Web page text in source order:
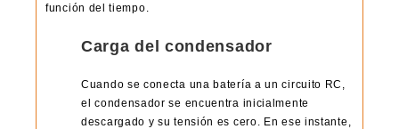
función del tiempo.
Carga del condensador
Cuando se conecta una batería a un circuito RC,
el condensador se encuentra inicialmente
descargado y su tensión es cero. En ese instante,